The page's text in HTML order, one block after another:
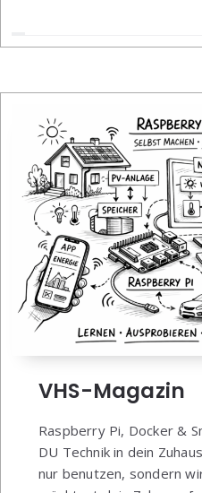
VHS-Magazin
Raspberry Pi, Docker &
DU Technik in dein
nur benutzen, sondern